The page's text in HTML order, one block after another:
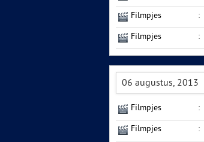
Filmpjes :
Filmpjes :
06 augustus, 2013
Filmpjes :
Filmpjes :